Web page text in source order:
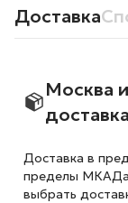
Доставка
Москва
Доставка в
пределы МКАДа
выбрать